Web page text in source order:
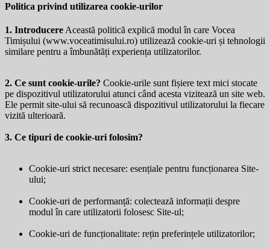
Politica privind utilizarea cookie-urilor
1. Introducere Această politică explică modul în care Vocea
Timișului (www.voceatimisului.ro) utilizează cookie-uri și tehnologii
similare pentru a îmbunătăți experiența utilizatorilor.
2. Ce sunt cookie-urile? Cookie-urile sunt fișiere text mici stocate
pe dispozitivul utilizatorului atunci când acesta vizitează un site web.
Ele permit site-ului să recunoască dispozitivul utilizatorului la fiecare
vizită ulterioară.
3. Ce tipuri de cookie-uri folosim?
Cookie-uri strict necesare: esențiale pentru funcționarea Site-
ului;
Cookie-uri de performanță: colectează informații despre
modul în care utilizatorii folosesc Site-ul;
Cookie-uri de funcționalitate: rețin preferințele utilizatorilor;